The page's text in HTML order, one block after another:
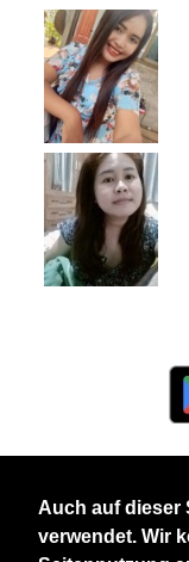
Auch auf dieser
verwendet. Wir